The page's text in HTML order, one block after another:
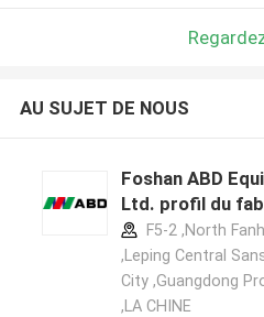
AU SUJET DE NOUS
Foshan ABD
Ltd. profil du
F5-2 ,North
,Leping Central
City ,Guangdong
,LA CHINE